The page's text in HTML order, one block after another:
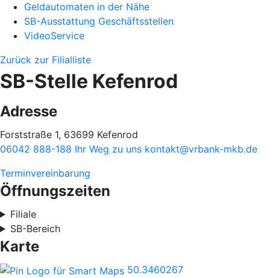
Geldautomaten in der Nähe
SB-Ausstattung Geschäftsstellen
VideoService
Zurück zur Filialliste
SB-Stelle Kefenrod
Adresse
Forststraße 1, 63699 Kefenrod
06042 888-188 Ihr Weg zu uns kontakt@vrbank-mkb.de
Terminvereinbarung
Öffnungszeiten
Filiale
SB-Bereich
Karte
50.3460267